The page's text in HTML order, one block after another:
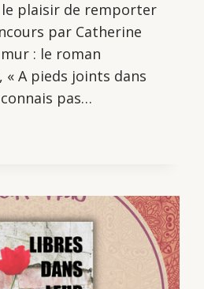
le plaisir de remporter
par Catherine
: le roman
« A pieds joints dans
connais pas…